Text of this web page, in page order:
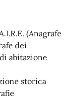
(Anagrafe
dei
abitazione
storica